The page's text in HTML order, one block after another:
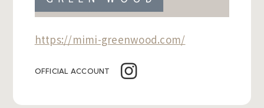
https://mimi-greenwood.com/
OFFICIAL ACCOUNT